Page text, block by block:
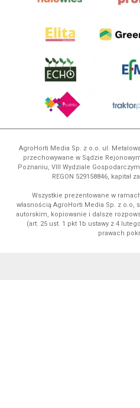
AgroHorti Media Sp. z o.o. ul.
przechowywane w Sądzie
Poznaniu, VIII Wydziale
REGON 529158846, kapitał
Wszystkie prezentowane w
własnością AgroHorti Media Sp. z
autorskim, kopiowanie i dalsze
(art. 25 ust. 1 pkt 1b ustawy z 4
prawach